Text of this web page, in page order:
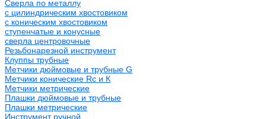
Сверла по металлу
c цилиндрическим хвостовиком
c коническим хвостовиком
cтупенчатые и конусные
сверла центровочные
Резьбонарезной инструмент
Клуппы трубные
Метчики дюймовые и трубные G
Метчики конические Rc и К
Метчики метрические
Плашки дюймовые и трубные
Плашки метрические
Инструмент ручной